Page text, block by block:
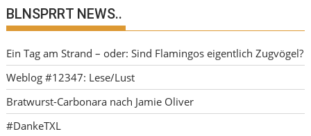
BLNSPRRT NEWS..
Ein Tag am Strand – oder: Sind Flamingos eigentlich Zugvögel?
Weblog #12347: Lese/Lust
Bratwurst-Carbonara nach Jamie Oliver
#DankeTXL